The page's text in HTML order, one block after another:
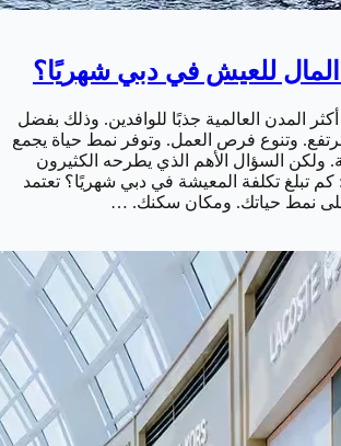
للعيش في دبي شهريًا؟
المدن العالمية جذبًا للوافدين. وذلك بفضل
وتنوع فرص العمل. وتوفر نمط حياة يجمع
ولكن السؤال الأهم الذي يطرحه الكثيرون
كم تبلغ تكلفة المعيشة في دبي شهريًا؟ تعتمد
على نمط حياتك. ومكان سكنك. …